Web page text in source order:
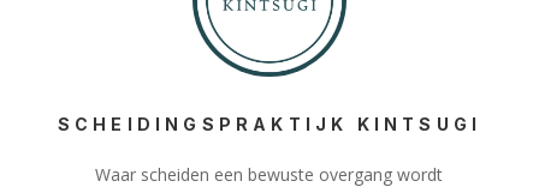
SCHEIDINGSPRAKTIJK KINTSUGI
Waar scheiden een bewuste overgang wordt